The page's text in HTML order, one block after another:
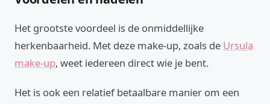
Het grootste voordeel is de onmiddellijke
herkenbaarheid. Met deze make-up, zoals de Ursula
make-up, weet iedereen direct wie je bent.
Het is ook een relatief betaalbare manier om een